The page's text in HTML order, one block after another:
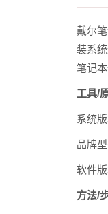
戴尔
装系
笔记
工具/
系统
品牌
软件
方法/